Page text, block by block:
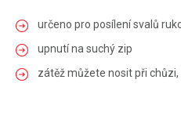
určeno pro posílení svalů
upnutí na suchý zip
zátěž můžete nosit při